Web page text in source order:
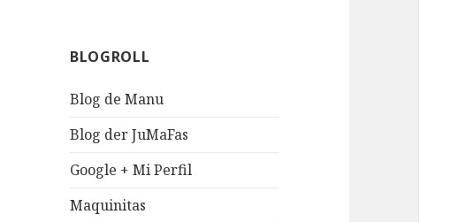
BLOGROLL
Blog de Manu
Blog der JuMaFas
Google + Mi Perfil
Maquinitas